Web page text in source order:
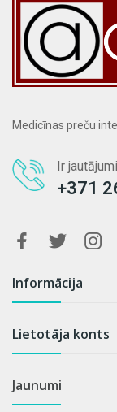
Medicīnas preču
Ir
+371
Informācija
Lietotāja konts
Jaunumi